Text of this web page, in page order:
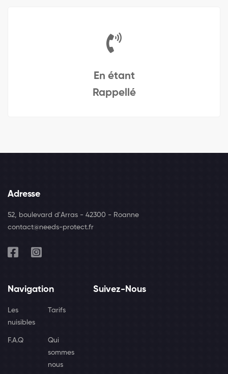
En étant
Rappellé
Adresse
52, boulevard d'Arras - 42300 - Roanne
contact@needs-protect.fr
Navigation
Les
nuisibles
Tarifs
F.A.Q
Qui
sommes
nous
Suivez-Nous